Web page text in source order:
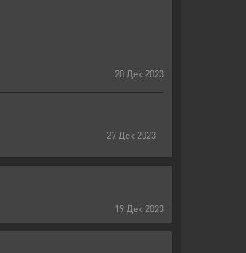
20 Дек 2023
27 Дек 2023
19 Дек 2023